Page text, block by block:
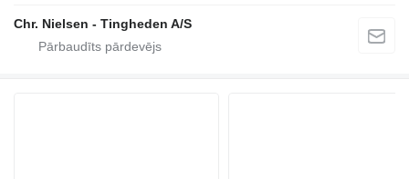
Chr. Nielsen - Tingheden A/S